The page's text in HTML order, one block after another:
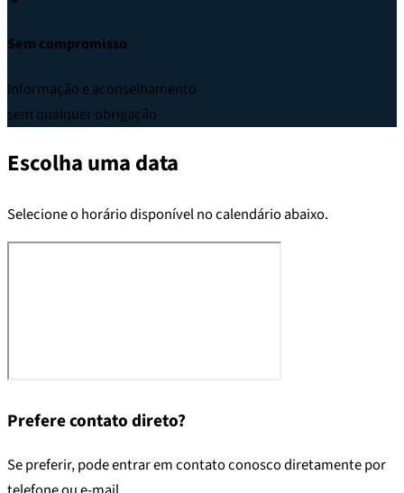
Sem compromisso
Informação e aconselhamento
sem qualquer obrigação
Escolha uma data
Selecione o horário disponível no calendário abaixo.
Prefere contato direto?
Se preferir, pode entrar em contato conosco diretamente por